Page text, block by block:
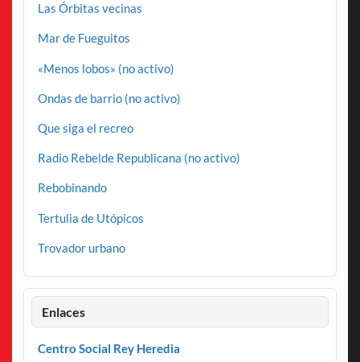
Las Órbitas vecinas
Mar de Fueguitos
«Menos lobos» (no activo)
Ondas de barrio (no activo)
Que siga el recreo
Radio Rebelde Republicana (no activo)
Rebobinando
Tertulia de Utópicos
Trovador urbano
Enlaces
Centro Social Rey Heredia